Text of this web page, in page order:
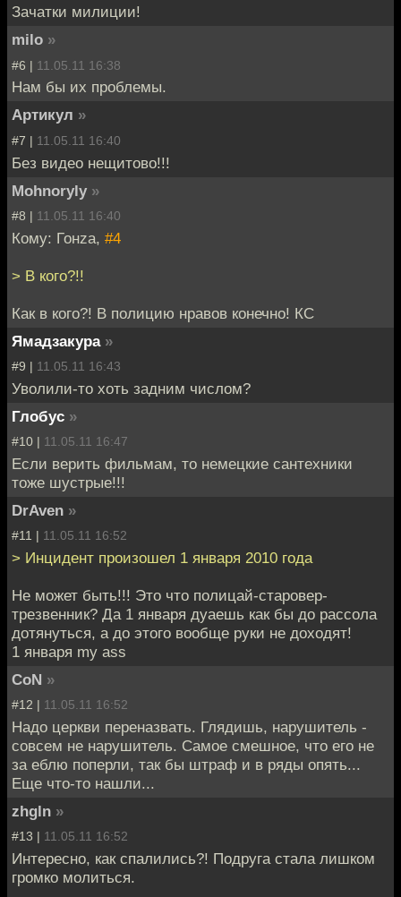
Зачатки милиции!
milo »
#6 | 11.05.11 16:38
Нам бы их проблемы.
Артикул »
#7 | 11.05.11 16:40
Без видео нещитово!!!
Mohnoryly »
#8 | 11.05.11 16:40
Кому: Гонzа, #4
> В кого?!!
Как в кого?! В полицию нравов конечно! КС
Ямадзакура »
#9 | 11.05.11 16:43
Уволили-то хоть задним числом?
Глобус »
#10 | 11.05.11 16:47
Если верить фильмам, то немецкие сантехники
тоже шустрые!!!
DrAven »
#11 | 11.05.11 16:52
> Инцидент произошел 1 января 2010 года
Не может быть!!! Это что полицай-старовер-
трезвенник? Да 1 января дуаешь как бы до рассола
дотянуться, а до этого вообще руки не доходят!
1 января my ass
CoN »
#12 | 11.05.11 16:52
Надо церкви переназвать. Глядишь, нарушитель -
совсем не нарушитель. Самое смешное, что его не
за еблю поперли, так бы штраф и в ряды опять...
Еще что-то нашли...
zhgln »
#13 | 11.05.11 16:52
Интересно, как спалились?! Подруга стала лишком
громко молиться.